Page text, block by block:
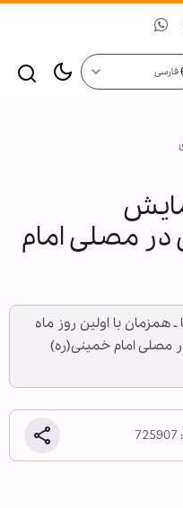
فارسی
مصلی امام
همزمان با اولین روز ماه
مصلی امام خمینی(ره)